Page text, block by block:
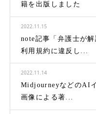
籍を出版しました
2022.11.15
note記事「弁護士が
利用規約に違反し...
2022.11.14
MidjourneyなどのAI
画像による著...